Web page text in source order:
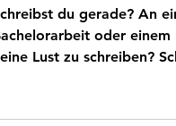
du gerade? An
oder
Lust zu schreiben?